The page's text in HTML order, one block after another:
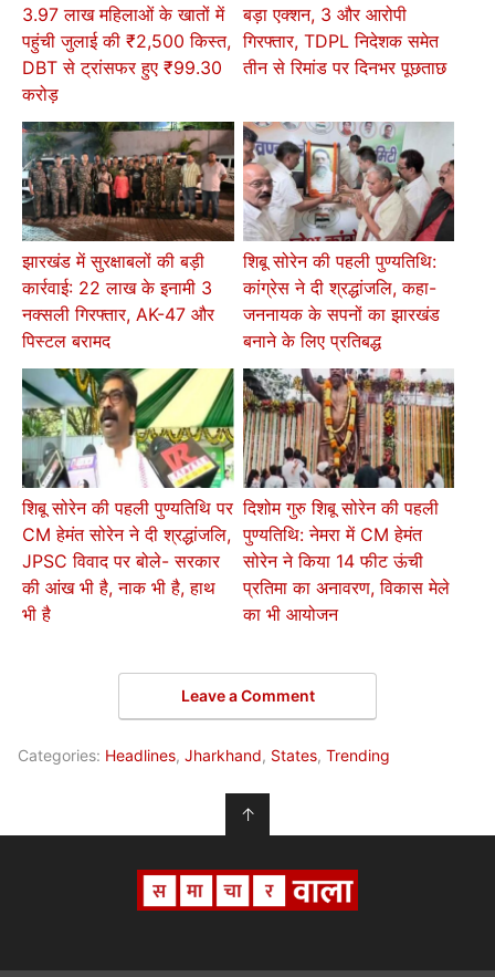
3.97 लाख महिलाओं के खातों में
पहुंची जुलाई की ₹2,500 किस्त,
DBT से ट्रांसफर हुए ₹99.30
करोड़
बड़ा एक्शन, 3 और आरोपी
गिरफ्तार, TDPL निदेशक समेत
तीन से रिमांड पर दिनभर पूछताछ
झारखंड में सुरक्षाबलों की बड़ी
कार्रवाई: 22 लाख के इनामी 3
नक्सली गिरफ्तार, AK-47 और
पिस्टल बरामद
शिबू सोरेन की पहली पुण्यतिथि:
कांग्रेस ने दी श्रद्धांजलि, कहा-
जननायक के सपनों का झारखंड
बनाने के लिए प्रतिबद्ध
शिबू सोरेन की पहली पुण्यतिथि पर
CM हेमंत सोरेन ने दी श्रद्धांजलि,
JPSC विवाद पर बोले- सरकार
की आंख भी है, नाक भी है, हाथ
भी है
दिशोम गुरु शिबू सोरेन की पहली
पुण्यतिथि: नेमरा में CM हेमंत
सोरेन ने किया 14 फीट ऊंची
प्रतिमा का अनावरण, विकास मेले
का भी आयोजन
Leave a Comment
Categories: Headlines, Jharkhand, States, Trending
↑